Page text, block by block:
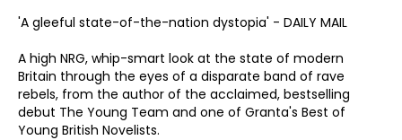
'A gleeful state-of-the-nation dystopia' - DAILY MAIL
A high NRG, whip-smart look at the state of modern
Britain through the eyes of a disparate band of rave
rebels, from the author of the acclaimed, bestselling
debut The Young Team and one of Granta's Best of
Young British Novelists.